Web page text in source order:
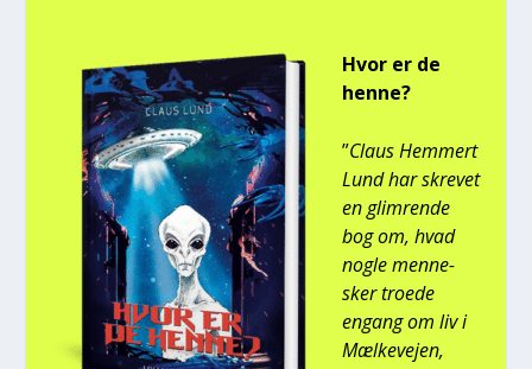
Hvor er de
hen­ne?
”Claus Hem­mert
Lund har skre­vet
en glim­ren­de
bog om, hvad
nog­le men­ne­
sker tro­e­de
engang om liv i
Mæl­ke­vej­en,